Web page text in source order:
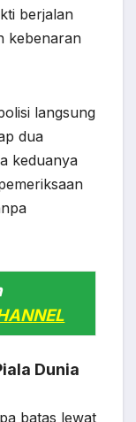
berjalan
kebenaran
langsung
dua
keduanya
Dunia
batas lewat